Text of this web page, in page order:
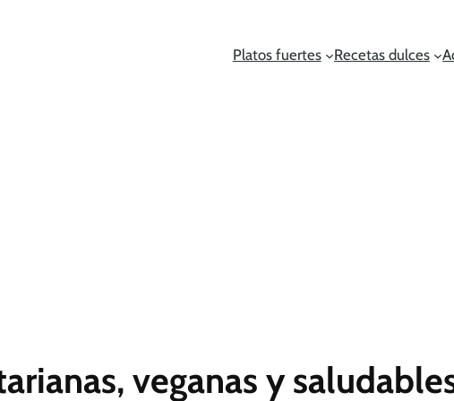
Platos fuertes Recetas dulces
veganas y